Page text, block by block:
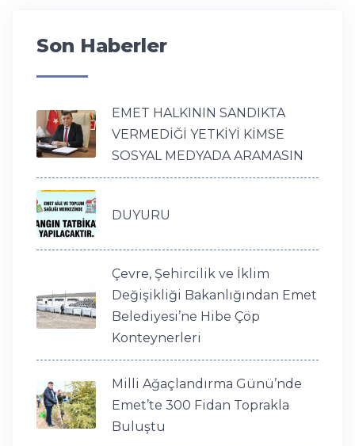
Son Haberler
EMET HALKININ SANDIKTA
VERMEDİĞİ YETKİYİ KİMSE
SOSYAL MEDYADA ARAMASIN
DUYURU
Çevre, Şehircilik ve İklim
Değişikliği Bakanlığından Emet
Belediyesi’ne Hibe Çöp
Konteynerleri
Milli Ağaçlandırma Günü’nde
Emet’te 300 Fidan Toprakla
Buluştu